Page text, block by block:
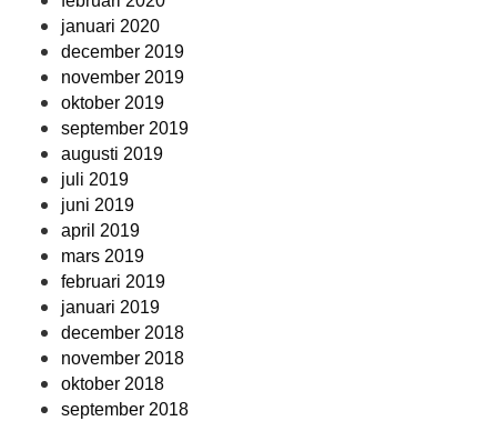
januari 2020
december 2019
november 2019
oktober 2019
september 2019
augusti 2019
juli 2019
juni 2019
april 2019
mars 2019
februari 2019
januari 2019
december 2018
november 2018
oktober 2018
september 2018